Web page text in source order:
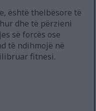
është thelbësore të
dhe të përzieni
së forcës ose
të ndihmojë në
fitnesi.